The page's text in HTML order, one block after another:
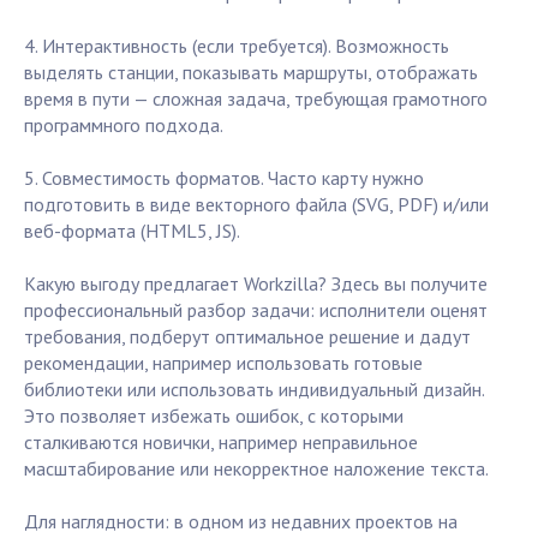
4. Интерактивность (если требуется). Возможность
выделять станции, показывать маршруты, отображать
время в пути — сложная задача, требующая грамотного
программного подхода.
5. Совместимость форматов. Часто карту нужно
подготовить в виде векторного файла (SVG, PDF) и/или
веб-формата (HTML5, JS).
Какую выгоду предлагает Workzilla? Здесь вы получите
профессиональный разбор задачи: исполнители оценят
требования, подберут оптимальное решение и дадут
рекомендации, например использовать готовые
библиотеки или использовать индивидуальный дизайн.
Это позволяет избежать ошибок, с которыми
сталкиваются новички, например неправильное
масштабирование или некорректное наложение текста.
Для наглядности: в одном из недавних проектов на